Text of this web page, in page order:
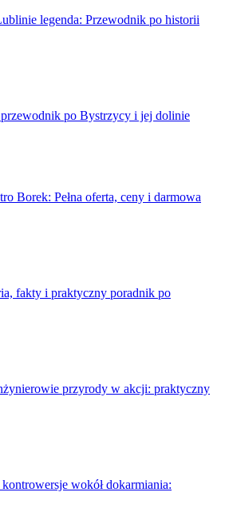
legenda: Przewodnik po historii
po Bystrzycy i jej dolinie
Borek: Pełna oferta, ceny i darmowa
fakty i praktyczny poradnik po
przyrody w akcji: praktyczny
wokół dokarmiania: